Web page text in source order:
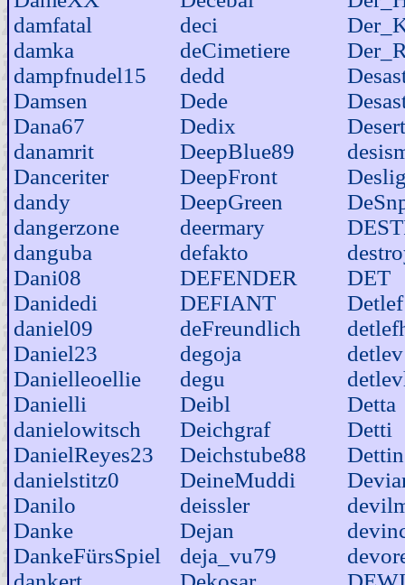
damfatal
damka
dampfnudel15
Damsen
Dana67
danamrit
Danceriter
dandy
dangerzone
danguba
Dani08
Danidedi
daniel09
Daniel23
Danielleoellie
Danielli
danielowitsch
DanielReyes23
danielstitz0
Danilo
Danke
DankeFürsSpiel
deci
deCimetiere
dedd
Dede
Dedix
DeepBlue89
DeepFront
DeepGreen
deermary
defakto
DEFENDER
DEFIANT
deFreundlich
degoja
degu
Deibl
Deichgraf
Deichstube88
DeineMuddi
deissler
Dejan
deja_vu79
DET
Detlef
detlev
Detta
Detti